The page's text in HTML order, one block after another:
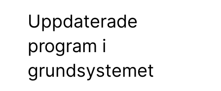
Uppdaterade
program i
grundsystemet